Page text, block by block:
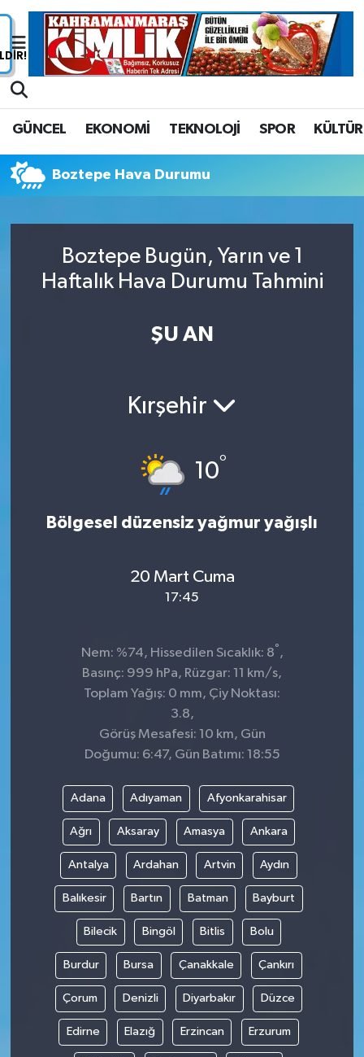
GÜNCEL EKONOMİ TEKNOLOJİ SPOR KÜLTÜR
Boztepe Hava Durumu
Boztepe Bugün, Yarın ve 1
Haftalık Hava Durumu Tahmini
ŞU AN
Kırşehir
10°
Bölgesel düzensiz yağmur yağışlı
20 Mart Cuma
17:45
Nem: %74, Hissedilen Sıcaklık: 8° ,
Basınç: 999 hPa, Rüzgar: 11 km/s,
Toplam Yağış: 0 mm, Çiy Noktası:
3.8,
Görüş Mesafesi: 10 km, Gün
Doğumu: 6:47, Gün Batımı: 18:55
Adana Adıyaman Afyonkarahisar
Ağrı Aksaray Amasya Ankara
Antalya Ardahan Artvin Aydın
Balıkesir Bartın Batman Bayburt
Bilecik Bingöl Bitlis Bolu
Burdur Bursa Çanakkale Çankırı
Çorum Denizli Diyarbakır Düzce
Edirne Elazığ Erzincan Erzurum
Nöbetçi Eczaneler
Trafik Durumu
Süper Lig Puan Durumu ve Fikstür
Tüm Manşetler